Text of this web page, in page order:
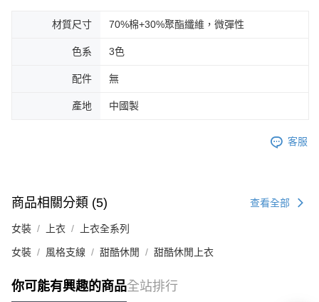
材質尺寸 70%棉+30%聚酯纖維，微彈性
色系 3色
配件 無
產地 中國製
客服
商品相關分類 (5) 查看全部
女裝 上衣 上衣全系列
女裝 風格支線 甜酷休閒 甜酷休閒上衣
你可能有興趣的商品全站排行